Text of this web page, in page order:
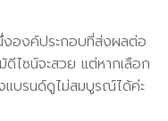
องค์ประกอบที่ส่งผลต่อ
ไซน์จะสวย แต่หากเลือก
แบรนด์ดูไม่สมบูรณ์ได้ค่ะ